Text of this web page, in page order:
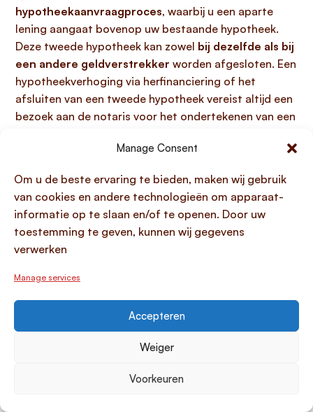
Manage Consent
Om u de beste ervaring te bieden, maken wij gebruik
van cookies en andere technologieën om apparaat-
informatie op te slaan en/of te openen. Door uw
toestemming te geven, kunnen wij gegevens
verwerken
Manage services
Accepteren
Weiger
Voorkeuren
hypotheekaanvraagproces, waarbij u een aparte
lening aangaat bovenop uw bestaande hypotheek.
Deze tweede hypotheek kan zowel bij dezelfde als bij
een andere geldverstrekker worden afgesloten. Een
hypotheekverhoging via herfinanciering of het
afsluiten van een tweede hypotheek vereist altijd een
bezoek aan de notaris voor het ondertekenen van een
nieuwe rentevaste periodeaf met de
bedrag, wat een kans is om uw voorwaarden opnieuw
te bekijken wanneer u extra geld wilt lenen bij uw
hypotheek.
Stap 4: Afhandeling en uitbetaling
De laatste stap in het proces van
uw hypotheekis de definitieve afhandeling en
uitbetaling. Nadat alle benodigde documenten
compleet en akkoord zijn bevonden door de
geldverstrekker, wordt het goedgekeurde bedrag
van de financiering plaats binnen 2 tot 5